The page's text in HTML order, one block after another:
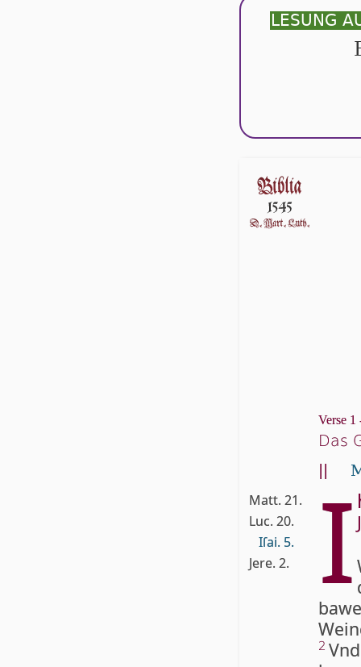
LESUNG
Verse 1
Das
Matt. 21.
Luc. 20.
Iſai. 5.
Jere. 2.
I
2